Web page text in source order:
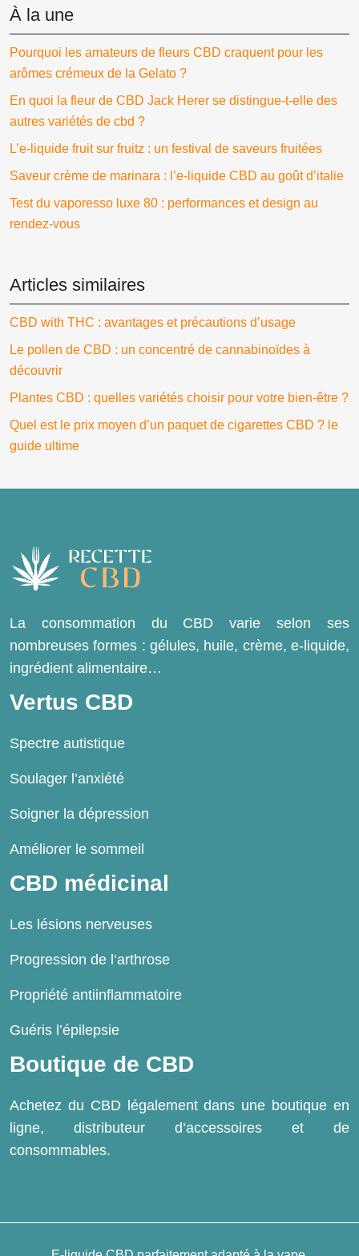
À la une
Pourquoi les amateurs de fleurs CBD craquent pour les
arômes crémeux de la Gelato ?
En quoi la fleur de CBD Jack Herer se distingue-t-elle des
autres variétés de cbd ?
L’e-liquide fruit sur fruitz : un festival de saveurs fruitées
Saveur crème de marinara : l’e-liquide CBD au goût d’italie
Test du vaporesso luxe 80 : performances et design au
rendez-vous
Articles similaires
CBD with THC : avantages et précautions d’usage
Le pollen de CBD : un concentré de cannabinoïdes à
découvrir
Plantes CBD : quelles variétés choisir pour votre bien-être ?
Quel est le prix moyen d’un paquet de cigarettes CBD ? le
guide ultime
La consommation du CBD varie selon ses
nombreuses formes : gélules, huile, crème, e-liquide,
ingrédient alimentaire…
Vertus CBD
Spectre autistique
Soulager l’anxiété
Soigner la dépression
Améliorer le sommeil
CBD médicinal
Les lésions nerveuses
Progression de l’arthrose
Propriété antiinflammatoire
Guéris l’épilepsie
Boutique de CBD
Achetez du CBD légalement dans une boutique en
ligne, distributeur d’accessoires et de
consommables.